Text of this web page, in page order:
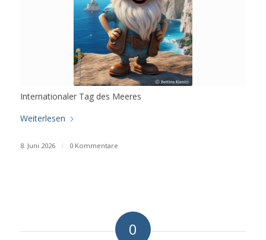
Internationaler Tag des Meeres
Weiterlesen
8. Juni 2026 / 0 Kommentare
0